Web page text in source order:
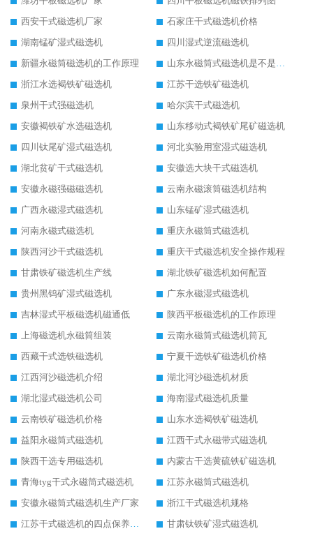
西安干式磁选机厂家
石家庄干式磁选机价格
湖南锰矿湿式磁选机
四川湿式逆流磁选机
新疆永磁筒磁选机的工作原理
浙江水选褐铁矿磁选机
江苏干选铁矿磁选机
泉州干式强磁选机
哈尔滨干式磁选机
安徽褐铁矿水选磁选机
山东移动式褐铁矿尾矿磁选机
四川钛尾矿湿式磁选机
河北实验用室湿式磁选机
湖北贫矿干式磁选机
安徽选大块干式磁选机
安徽永磁强磁磁选机
云南永磁滚筒磁选机结构
广西永磁湿式磁选机
山东锰矿湿式磁选机
河南永磁式磁选机
重庆永磁筒式磁选机
陕西河沙干式磁选机
重庆干式磁选机安全操作规程
甘肃铁矿磁选机生产线
湖北铁矿磁选机如何配置
贵州黑钨矿湿式磁选机
广东永磁湿式磁选机
吉林湿式平板磁选机磁通低
陕西平板磁选机的工作原理
上海磁选机永磁筒组装
云南永磁筒式磁选机筒瓦
西藏干式选铁磁选机
宁夏干选铁矿磁选机价格
江西河沙磁选机介绍
湖北河沙磁选机材质
湖北湿式磁选机公司
海南湿式磁选机质量
云南铁矿磁选机价格
山东水选褐铁矿磁选机
益阳永磁筒式磁选机
江西干式永磁带式磁选机
陕西干选专用磁选机
内蒙古干选黄硫铁矿磁选机
青海tyg干式永磁筒式磁选机
江苏永磁筒式磁选机
安徽永磁筒式磁选机生产厂家
浙江干式磁选机规格
甘肃钛铁矿湿式磁选机